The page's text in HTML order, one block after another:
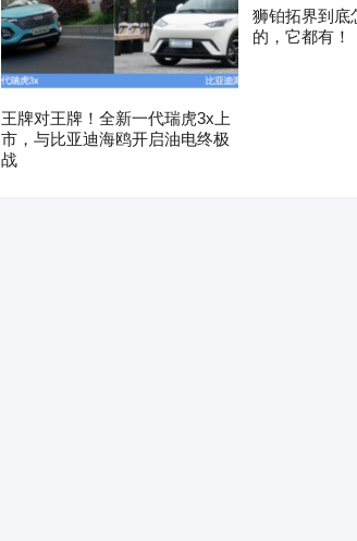
王牌对王牌！全新一代瑞虎3x上
市，与比亚迪海鸥开启油电终极
战
狮铂拓界到底
的，它都有！